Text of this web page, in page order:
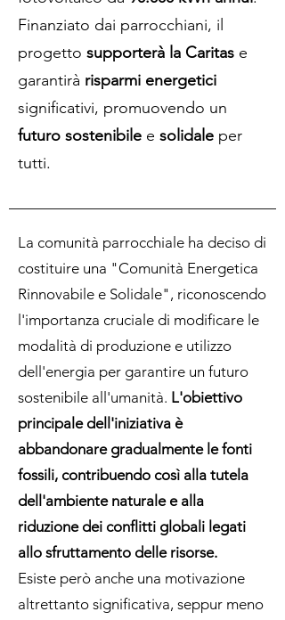
Finanziato dai parrocchiani, il
progetto supporterà la Caritas e
garantirà risparmi energetici
significativi, promuovendo un
futuro sostenibile e solidale per
tutti.
La comunità parrocchiale ha deciso di
costituire una "Comunità Energetica
Rinnovabile e Solidale", riconoscendo
l'importanza cruciale di modificare le
modalità di produzione e utilizzo
dell'energia per garantire un futuro
sostenibile all'umanità. L'obiettivo
principale dell'iniziativa è
abbandonare gradualmente le fonti
fossili, contribuendo così alla tutela
dell'ambiente naturale e alla
riduzione dei conflitti globali legati
allo sfruttamento delle risorse.
Esiste però anche una motivazione
altrettanto significativa, seppur meno